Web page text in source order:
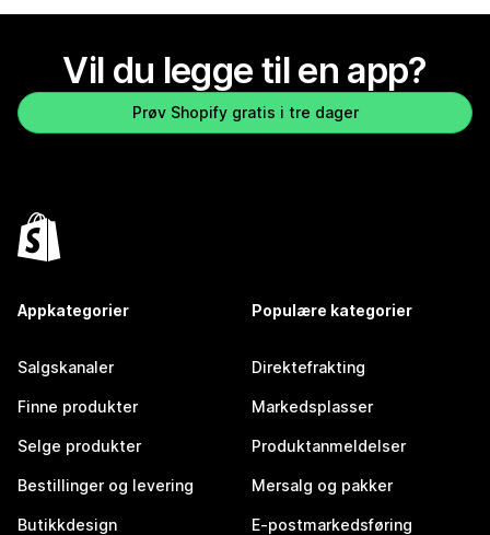
Vil du legge til en app?
Prøv Shopify gratis i tre dager
Appkategorier
Salgskanaler
Finne produkter
Selge produkter
Bestillinger og levering
Butikkdesign
Populære kategorier
Direktefrakting
Markedsplasser
Produktanmeldelser
Mersalg og pakker
E-postmarkedsføring